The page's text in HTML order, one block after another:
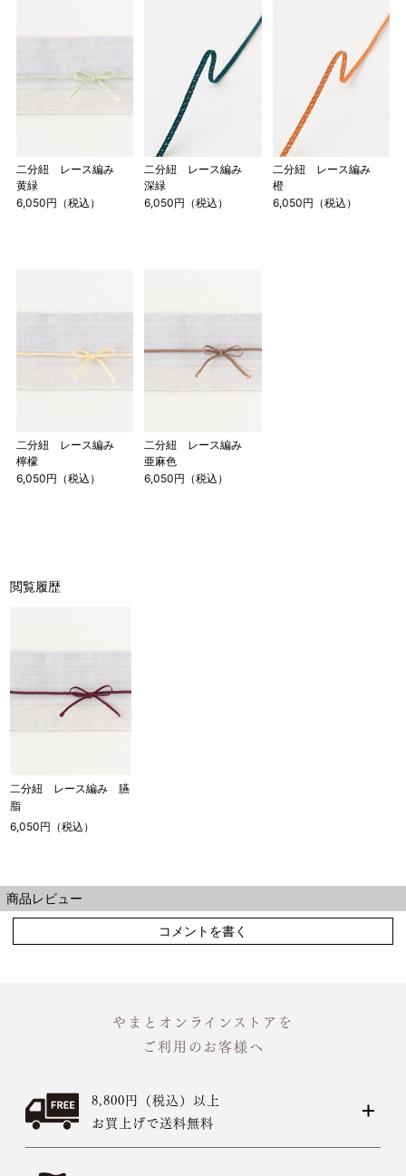
二分紐 レース編み
黄緑
6,050円（税込）
二分紐 レース編み
深緑
6,050円（税込）
二分紐 レース編み
橙
6,050円（税込）
二分紐 レース編み
檸檬
6,050円（税込）
二分紐 レース編み
亜麻色
6,050円（税込）
閲覧履歴
二分紐 レース編み 臙
脂
6,050円（税込）
商品レビュー
コメントを書く
やまとオンラインストアを
ご利用のお客様へ
8,800円（税込）以上
お買上げで送料無料